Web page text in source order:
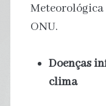
ONU.
Doenças
clima